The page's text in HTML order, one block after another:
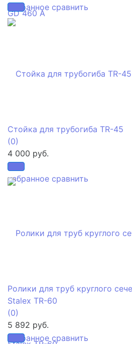
избранное сравнить
избранное сравнить
Стойка для трубогиба TR-45
(0)
4 000 руб.
избранное сравнить
Ролики для труб круглого
Stalex TR-60
(0)
5 892 руб.